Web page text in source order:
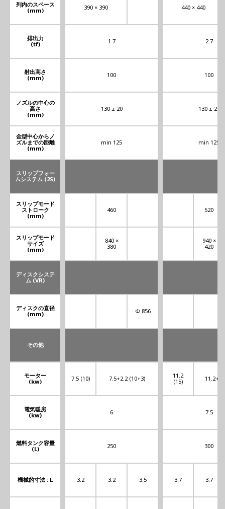
列内のスペース
(mm)
排出力
(tf)
射出高さ
(mm)
ノズルの中心の
高さ
(mm)
金型中心からノ
ズルまでの距離
(mm)
スリップフォー
ムシステム (2S)
スリップモード
ストローク
(mm)
スリップモード
サイズ
(mm)
ディスクシステ
ム (VR)
ディスクの直径
(mm)
その他
モーター
(kw)
電気暖房
(kw)
燃料タンク容量
(L)
機械的寸法 : L
390 × 390
1.7
100
130 ± 20
min 125
460
840 ×
380
Φ 856
7.5 (10) 7.5+2.2 (10+3)
6
250
3.2 3.2 3.5
440 × 440
2.7
100
130 ± 20
min 125
520
940 ×
420
11.2
(15)
7.5
300
3.7 3.7